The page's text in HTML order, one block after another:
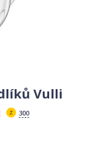
Vulli
300